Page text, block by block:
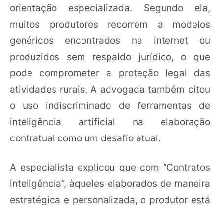
orientação especializada. Segundo ela,
muitos produtores recorrem a modelos
genéricos encontrados na internet ou
produzidos sem respaldo jurídico, o que
pode comprometer a proteção legal das
atividades rurais. A advogada também citou
o uso indiscriminado de ferramentas de
inteligência artificial na elaboração
contratual como um desafio atual.
A especialista explicou que com “Contratos
inteligência”, àqueles elaborados de maneira
estratégica e personalizada, o produtor está